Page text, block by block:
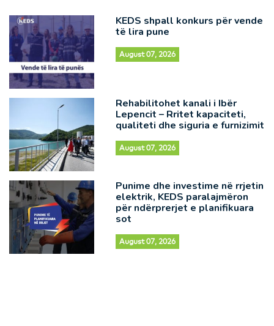
KEDS shpall konkurs për vende
të lira pune
August 07, 2026
Rehabilitohet kanali i Ibër
Lepencit – Rritet kapaciteti,
qualiteti dhe siguria e furnizimit
August 07, 2026
Punime dhe investime në rrjetin
elektrik, KEDS paralajmëron
për ndërprerjet e planifikuara
sot
August 07, 2026